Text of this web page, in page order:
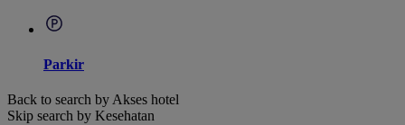
Parkir
Back to search by Akses hotel
Skip search by Kesehatan